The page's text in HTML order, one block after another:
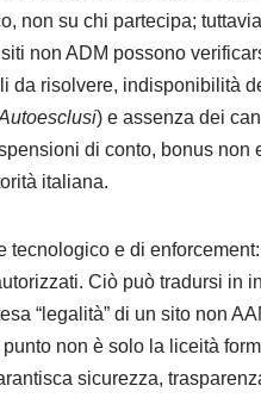
non su chi partecipa;
non ADM possono
da risolvere, indisponibilità
) e assenza dei
di conto, bonus
italiana.
tecnologico e di
Ciò può tradursi in
“legalità” di un sito non
non è solo la liceità
sicurezza,